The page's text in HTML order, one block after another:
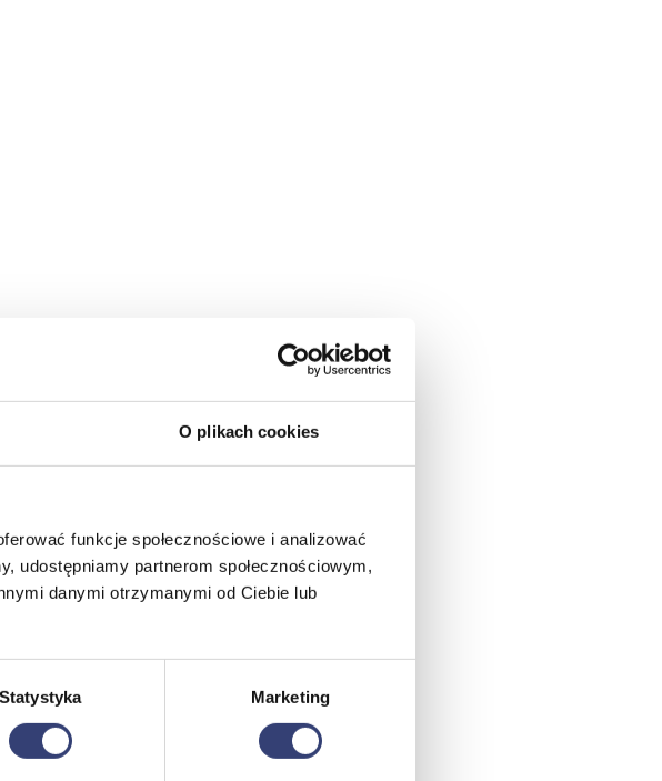
O plikach cookies
funkcje społecznościowe i analizować
udostępniamy partnerom społecznościowym,
danymi otrzymanymi od Ciebie lub
Statystyka Marketing